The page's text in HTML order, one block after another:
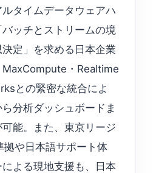
タイムデータウェアハ
ッチとストリームの境
定」を求める日本企業
・Realtime
との緊密な統合によ
分析ダッシュボードま
能。また、東京リージ
拠や日本語サポート体
よる現地支援も、日本